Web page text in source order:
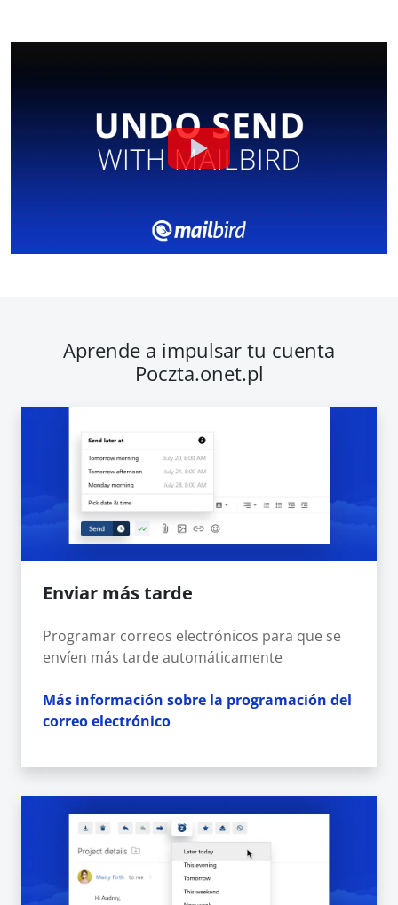
Aprende a impulsar tu cuenta
Poczta.onet.pl
Enviar más tarde
Programar correos electrónicos para que se
envíen más tarde automáticamente
Más información sobre la programación del
correo electrónico